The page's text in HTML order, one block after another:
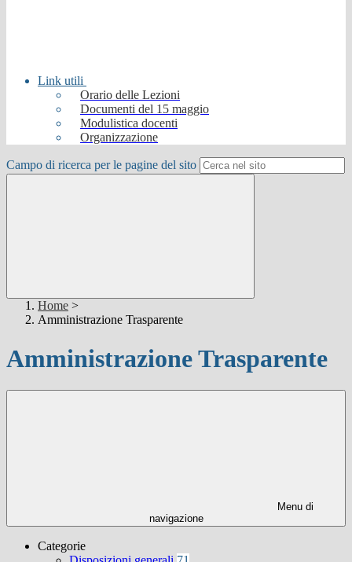
Link utili
Orario delle Lezioni
Documenti del 15 maggio
Modulistica docenti
Organizzazione
Campo di ricerca per le pagine del sito
Home >
Amministrazione Trasparente
Amministrazione Trasparente
Menu di
navigazione
Categorie